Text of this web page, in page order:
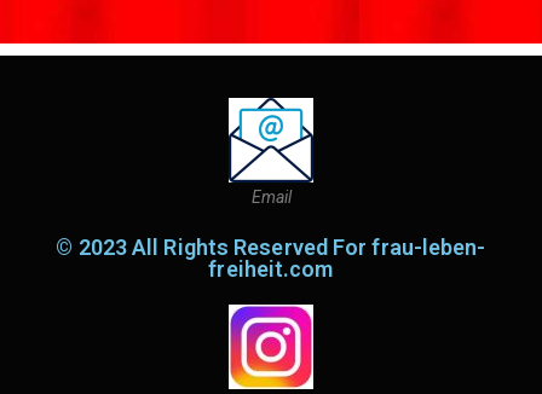
Email
© 2023 All Rights Reserved For frau-leben-
freiheit.com